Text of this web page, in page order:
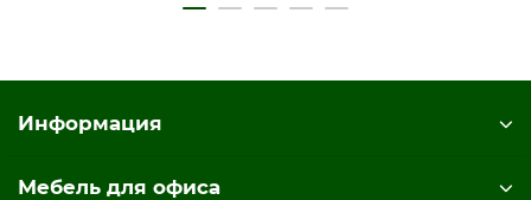
двери в правом/левом положении
многократной сборки
Информация
Мебель для офиса